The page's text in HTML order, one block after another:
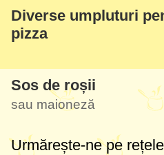
Diverse umpluturi
pizza
Sos de roșii
sau maioneză
Urmărește-ne pe